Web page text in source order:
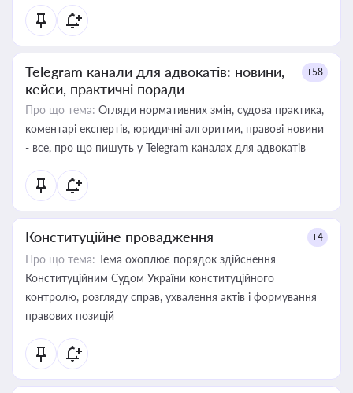
Telegram канали для адвокатів: новини,
кейси, практичні поради
+58
Про що тема: Огляди нормативних змін, судова практика,
коментарі експертів, юридичні алгоритми, правові новини
- все, про що пишуть у Telegram каналах для адвокатів
Конституційне провадження +4
Про що тема: Тема охоплює порядок здійснення
Конституційним Судом України конституційного
контролю, розгляду справ, ухвалення актів і формування
правових позицій